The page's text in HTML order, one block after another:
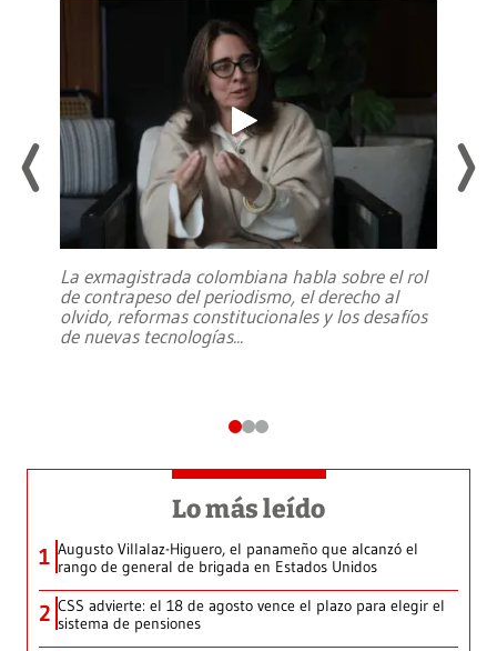
La exmagistrada colombiana habla sobre el rol
de contrapeso del periodismo, el derecho al
olvido, reformas constitucionales y los desafíos
de nuevas tecnologías...
Lo más leído
1 Augusto Villalaz-Higuero, el panameño que alcanzó el
rango de general de brigada en Estados Unidos
2 CSS advierte: el 18 de agosto vence el plazo para elegir el
sistema de pensiones